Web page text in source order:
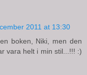
2011 at 13:30
boken, Niki, men den
vara helt i min stil...!!! :)